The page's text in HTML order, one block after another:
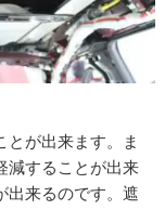
とが出来ます。ま
減することが出来
出来るのです。遮